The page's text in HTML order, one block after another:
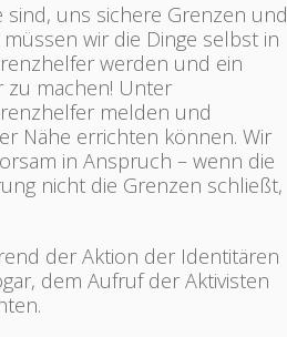
sind, uns sichere Grenzen und
wir die Dinge selbst in
werden und ein
zu machen! Unter
melden und
Nähe errichten können. Wir
in Anspruch – wenn die
nicht die Grenzen schließt,
der Aktion der Identitären
dem Aufruf der Aktivisten